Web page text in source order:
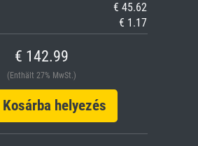
€ 45.62
€ 1.17
€ 142.99
(Enthält 27% MwSt.)
helyezés